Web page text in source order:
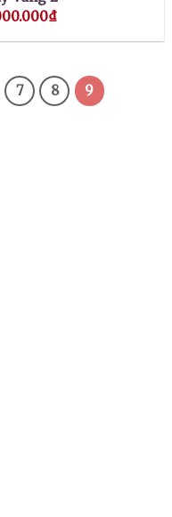
₫
7 8 9